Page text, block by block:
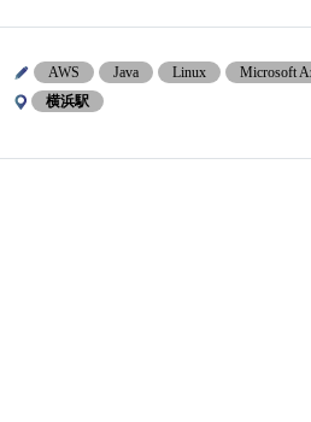
AWS Java Linux
Microsoft
横浜駅